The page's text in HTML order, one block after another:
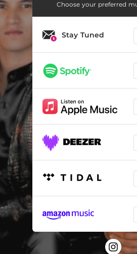
Lo Sé
Sigo Pa Delante
Se Supone
El Fresita
Confesiones
El Varon De Las
Siempre Sencillo
Voy a Amarte
Choose your preferred
Stay Tuned